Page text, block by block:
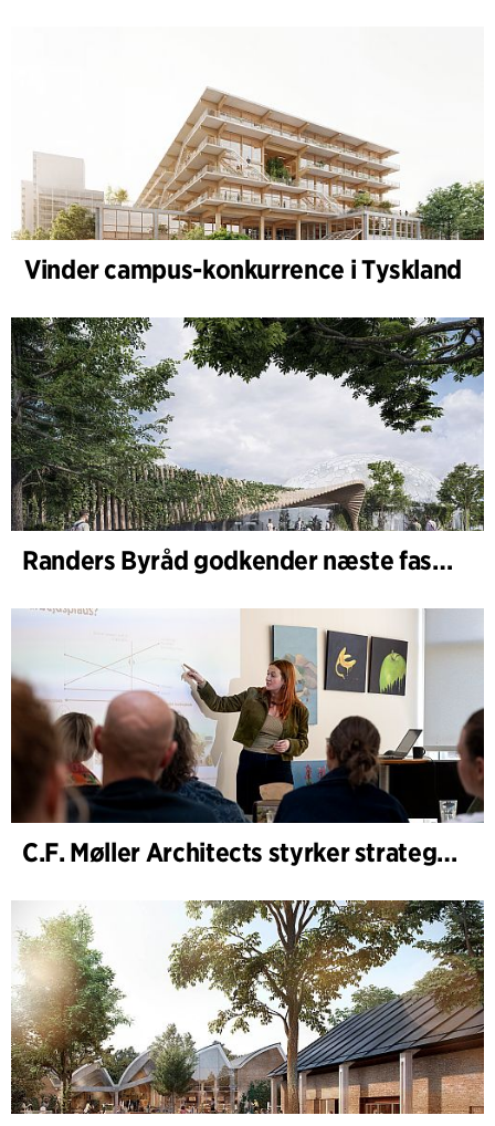
Vinder campus-konkurrence i Tyskland
Randers Byråd godkender næste fase af udvidelsen af Randers Regnskov
C.F. Møller Architects styrker strategisk rådgivning i de tidlige faser